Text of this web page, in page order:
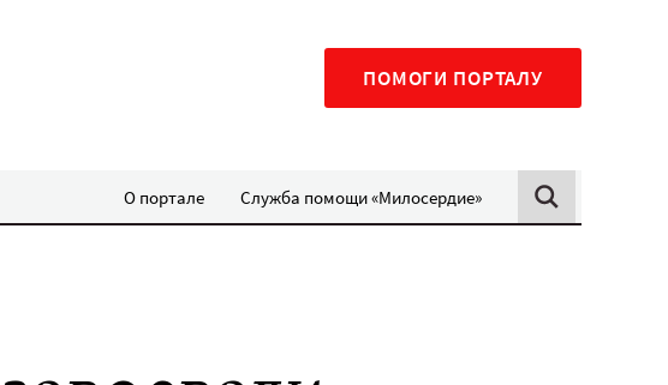
ПОМОГИ ПОРТАЛУ
О портале Служба помощи «Милосердие»